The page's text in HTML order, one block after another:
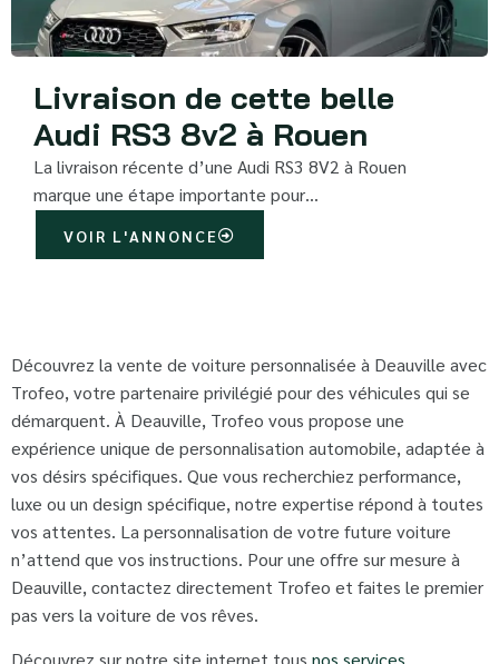
Livraison de cette belle
Audi RS3 8v2 à Rouen
La livraison récente d’une Audi RS3 8V2 à Rouen
marque une étape importante pour…
VOIR L'ANNONCE
Découvrez la vente de voiture personnalisée à Deauville avec
Trofeo, votre partenaire privilégié pour des véhicules qui se
démarquent. À Deauville, Trofeo vous propose une
expérience unique de personnalisation automobile, adaptée à
vos désirs spécifiques. Que vous recherchiez performance,
luxe ou un design spécifique, notre expertise répond à toutes
vos attentes. La personnalisation de votre future voiture
n’attend que vos instructions. Pour une offre sur mesure à
Deauville, contactez directement Trofeo et faites le premier
pas vers la voiture de vos rêves.
Découvrez sur notre site internet tous nos services